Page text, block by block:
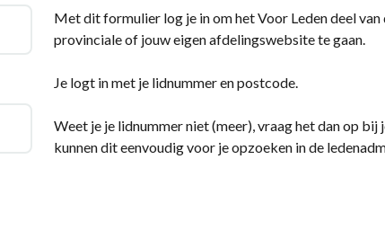
Met dit formulier log je in om het Voor Leden deel van
provinciale of jouw eigen afdelingswebsite te gaan.
Je logt in met je lidnummer en postcode.
Weet je je lidnummer niet (meer), vraag het dan op bij
kunnen dit eenvoudig voor je opzoeken in de